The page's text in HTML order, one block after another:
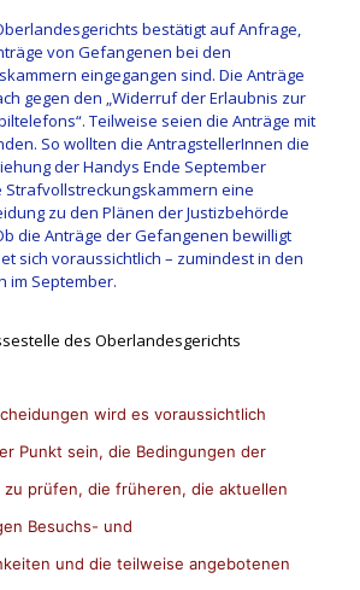
bestätigt auf Anfrage,
von Gefangenen bei den
eingegangen sind. Die Anträge
gegen den „Widerruf der Erlaubnis zur
Teilweise seien die Anträge mit
So wollten die AntragstellerInnen die
der Handys Ende September
eine
zu den Plänen der Justizbehörde
die Anträge der Gefangenen bewilligt
sich voraussichtlich – zumindest in den
im September.
des Oberlandesgerichts
wird es voraussichtlich
Punkt sein, die Bedingungen der
zu prüfen, die früheren, die aktuellen
Besuchs- und
und die teilweise angebotenen